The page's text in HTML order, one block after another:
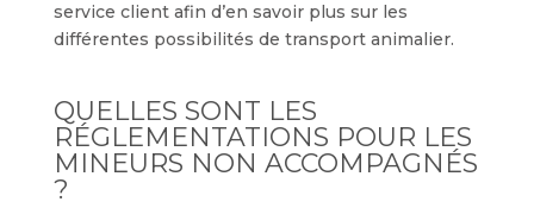
service client afin d’en savoir plus sur les
différentes possibilités de transport animalier.
QUELLES SONT LES
RÉGLEMENTATIONS POUR LES
MINEURS NON ACCOMPAGNÉS
?